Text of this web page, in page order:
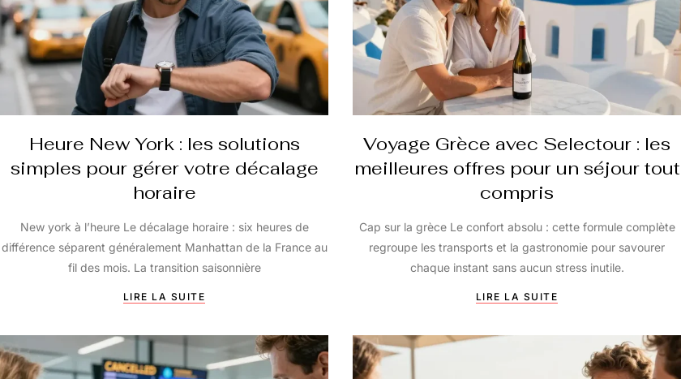
Heure New York : les solutions
simples pour gérer votre décalage
horaire
New york à l’heure Le décalage horaire : six heures de
différence séparent généralement Manhattan de la France au
fil des mois. La transition saisonnière
LIRE LA SUITE
Voyage Grèce avec Selectour : les
meilleures offres pour un séjour tout
compris
Cap sur la grèce Le confort absolu : cette formule complète
regroupe les transports et la gastronomie pour savourer
chaque instant sans aucun stress inutile.
LIRE LA SUITE